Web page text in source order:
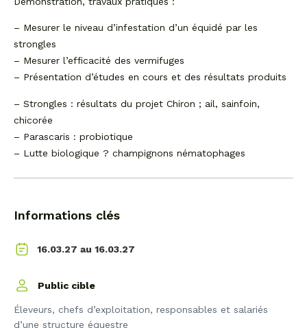
– Mesurer le niveau d’infestation d’un équidé par les
strongles
– Mesurer l’efficacité des vermifuges
– Présentation d’études en cours et des résultats produits
– Strongles : résultats du projet Chiron ; ail, sainfoin,
chicorée
– Parascaris : probiotique
– Lutte biologique ? champignons nématophages
Informations clés
16.03.27 au 16.03.27
Public cible
Éleveurs, chefs d’exploitation, responsables et salariés
d’une structure équestre